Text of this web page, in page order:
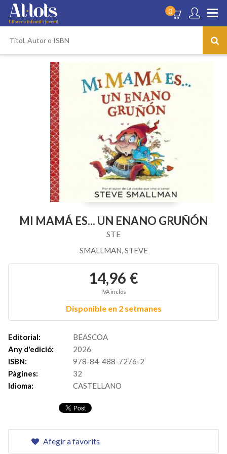
0
MI MAMÁ ES... UN ENANO GRUÑÓN
STE
SMALLMAN, STEVE
14,96 €
IVA inclós
Disponible en 2 setmanes
Editorial:
BEASCOA
Any d'edició:
2026
ISBN:
978-84-488-7276-2
Pàgines:
32
Idioma:
CASTELLANO
Afegir a favorits